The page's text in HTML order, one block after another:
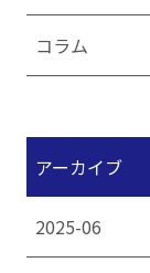
コラム
アーカイブ
2025-06